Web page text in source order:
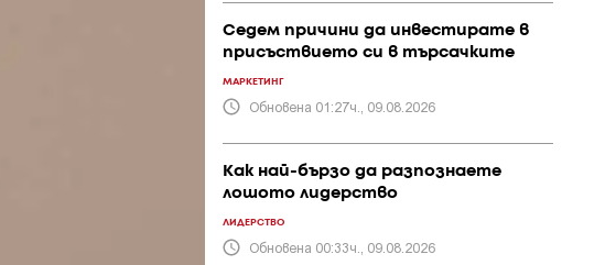
Седем причини да инвестирате в
присъствието си в търсачките
МАРКЕТИНГ
Обновена 01:27ч., 09.08.2026
Как най-бързо да разпознаете
лошото лидерство
ЛИДЕРСТВО
Обновена 00:33ч., 09.08.2026